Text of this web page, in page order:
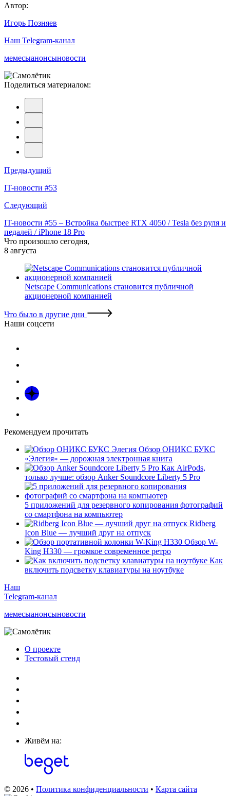
Автор:
Игорь Позняев
Наш Telegram-канал
мемесыанонсыновости
Поделиться материалом:
Навигация
по
записям
Предыдущий
IT-новости #53
Следующий
IT-новости #55 – Встройка быстрее RTX 4050 / Tesla без руля и
педалей / iPhone 18 Pro
Что произошло сегодня,
8 августа
Netscape Communications становится публичной
акционерной компанией
Что было в другие дни
Наши соцсети
Рекомендуем прочитать
Обзор ОНИКС БУКС
«Элегия» — дорожная электронная книга
Как AirPods,
только лучше: обзор Anker Soundcore Liberty 5 Pro
5 приложений для резервного копирования фотографий
со смартфона на компьютер
Ridberg
Icon Blue — лучший друг на отпуск
Обзор W-
King H330 — громкое современное ретро
Как
включить подсветку клавиатуры на ноутбуке
Наш
Telegram-канал
мемесыанонсыновости
О проекте
Тестовый стенд
Живём на:
© 2026 • Политика конфиденциальности • Карта сайта